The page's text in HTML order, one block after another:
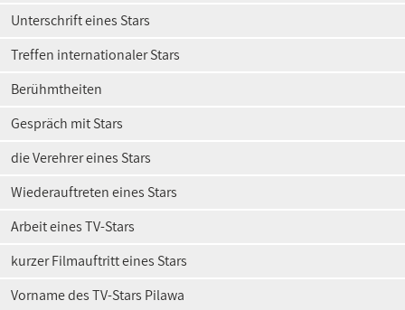
Unterschrift eines Stars
Treffen internationaler Stars
Berühmtheiten
Gespräch mit Stars
die Verehrer eines Stars
Wiederauftreten eines Stars
Arbeit eines TV-Stars
kurzer Filmauftritt eines Stars
Vorname des TV-Stars Pilawa